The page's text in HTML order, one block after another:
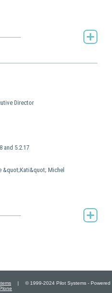
Director
and 5.2.17
&quot;Kati&quot; Michel
|
© 1999-2024 Pilot Systems - Powered